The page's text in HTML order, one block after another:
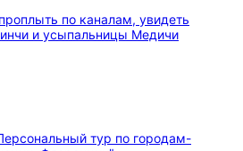
по каналам, увидеть
и усыпальницы Медичи